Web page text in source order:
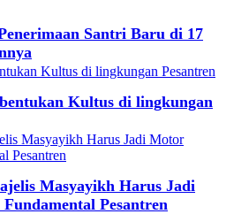
Santri Baru di 17
Kultus di lingkungan
Masyayikh Harus Jadi
Pesantren